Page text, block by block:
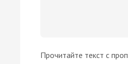
Прочитайте текст с